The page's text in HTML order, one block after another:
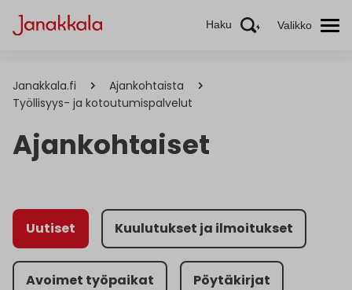
Haku Valikko
Janakkala.fi
Ajankohtaista
Työllisyys- ja kotoutumispalvelut
Ajankohtaiset
Uutiset Kuulutukset ja ilmoitukset
Avoimet työpaikat Pöytäkirjat